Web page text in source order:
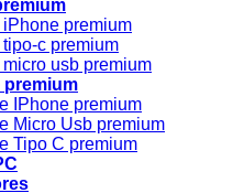
premium
c premium
usb premium
premium
IPhone premium
Micro Usb premium
Tipo C premium